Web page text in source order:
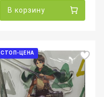
В корзину
СТОП-ЦЕНА